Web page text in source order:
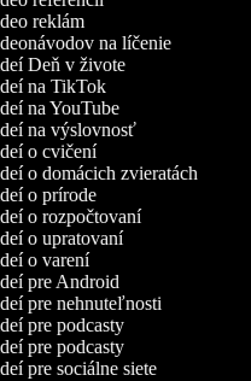
reklám
na líčenie
Deň v živote
na TikTok
na YouTube
na výslovnosť
o cvičení
o domácich zvieratách
o prírode
o rozpočtovaní
o upratovaní
o varení
pre Android
pre nehnuteľnosti
pre podcasty
pre podcasty
pre sociálne siete